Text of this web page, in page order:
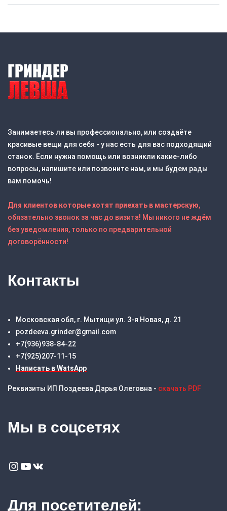
Занимаетесь ли вы профессионально, или создаёте
красивые вещи для себя - у нас есть для вас подходящий
станок. Если нужна помощь или возникли какие-либо
вопросы, напишите или позвоните нам, и мы будем рады
вам помочь!
Для клиентов которые хотят приехать в мастерскую,
обязательно звонок за час до визита! Мы никого не ждём
без уведомления, только по предварительной
договорённости!
Контакты
Московская обл, г. Мытищи ул. 3-я Новая, д. 21
pozdeeva.grinder@gmail.com
+7(936)938-84-22
+7(925)207-11-15
Написать в WatsApp
Реквизиты ИП Поздеева Дарья Олеговна - скачать PDF
Мы в соцсетях
Instagram
YouTube
VK
Для посетителей: